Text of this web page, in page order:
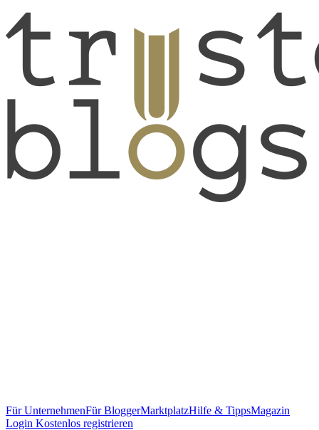
Für UnternehmenFür BloggerMarktplatzHilfe & TippsMagazin
Login Kostenlos registrieren